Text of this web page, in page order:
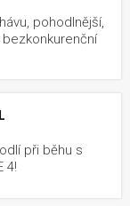
pohodlnější,
při běhu s
4!